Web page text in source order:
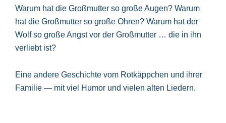
Warum hat die Großmutter so große Augen? Warum
hat die Großmutter so große Ohren? Warum hat der
Wolf so große Angst vor der Großmutter … die in ihn
verliebt ist?
Eine andere Geschichte vom Rotkäppchen und ihrer
Familie — mit viel Humor und vielen alten Liedern.